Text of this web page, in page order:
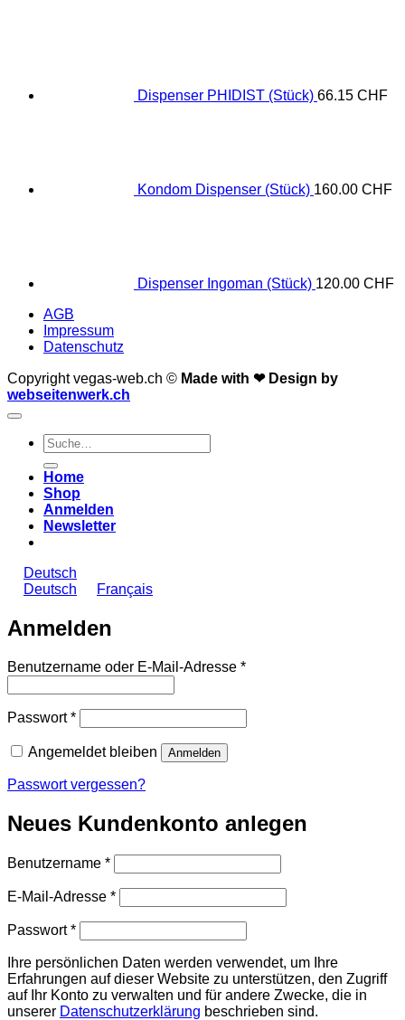
Dispenser PHIDIST (Stück) 66.15 CHF
Kondom Dispenser (Stück) 160.00 CHF
Dispenser Ingoman (Stück) 120.00 CHF
AGB
Impressum
Datenschutz
Copyright vegas-web.ch © Made with ❤ Design by
webseitenwerk.ch
Suche
nach:
Home
Shop
Anmelden
Newsletter
Deutsch
Deutsch
Français
Anmelden
Benutzername oder E-Mail-Adresse *Erforderlich
Passwort*Erforderlich
Angemeldet bleiben Anmelden
Passwort vergessen?
Neues Kundenkonto anlegen
Benutzername *Erforderlich
E-Mail-Adresse *Erforderlich
Passwort*Erforderlich
Ihre persönlichen Daten werden verwendet, um Ihre
Erfahrungen auf dieser Website zu unterstützen, den Zugriff
auf Ihr Konto zu verwalten und für andere Zwecke, die in
unserer Datenschutzerklärung beschrieben sind.